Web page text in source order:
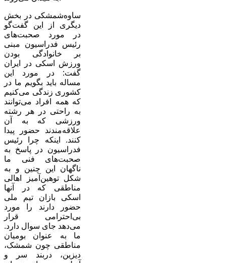
ساوه‌شمشکی در بخش
دیگری از این گفت‌گو
در مورد صحبت‌های
رئیس فدراسیون مبنی
بر خانوادگی بودن
ورزش اسکی در ایران
گفت: در مورد این
مساله باید بگویم ما در
کشوری زندگی می‌کنیم
که همه افراد می‌توانند
به راحتی در هر رشته
ورزشی که به آن
علاقه‌مندند حضور پیدا
کنند. اینکه چرا رئیس
فدراسیون در پاسخ به
صحبت‌های فنی ما
ناگهان این چنین و به
شکل توهین‌آمیز اهالی
مناطقی که در آنها
اسکی بازان تیم ملی
حضور دارند را مورد
بی‌احترامی قرار
می‌دهد جای سوال دارد.
ما به عنوان بومیان
مناطقی چون شمشک،
دیزین، دربند سر و